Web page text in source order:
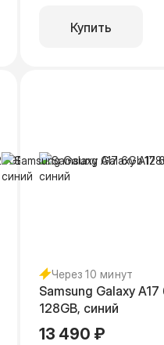
Купить
Через 10 минут
Samsung Galaxy A17
128GB, синий
13 490 ₽